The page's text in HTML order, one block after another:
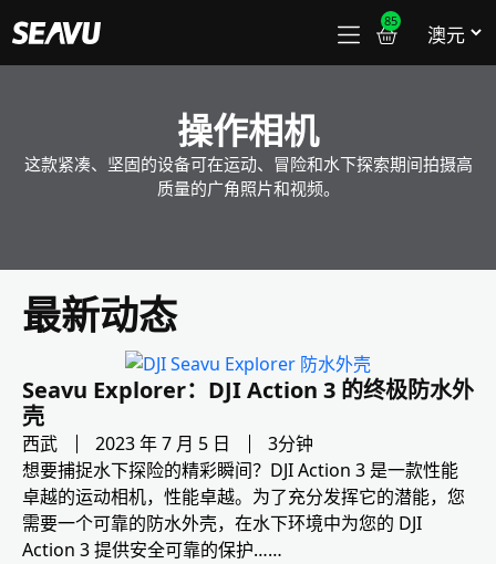
85
操作相机
这款紧凑、坚固的设备可在运动、冒险和水下探索期间拍摄高
质量的广角照片和视频。
最新动态
Seavu Explorer：DJI Action 3 的终极防水外
壳
西武 2023 年 7 月 5 日
3分钟
想要捕捉水下探险的精彩瞬间？DJI Action 3 是一款性能
卓越的运动相机，性能卓越。为了充分发挥它的潜能，您
需要一个可靠的防水外壳，在水下环境中为您的 DJI
Action 3 提供安全可靠的保护……